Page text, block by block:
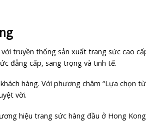
truyền thống sản xuất trang sức cao
đẳng cấp, sang trọng và tinh tế.
hàng. Với phương châm “Lựa chọn
vời.
hiệu trang sức hàng đầu ở Hong